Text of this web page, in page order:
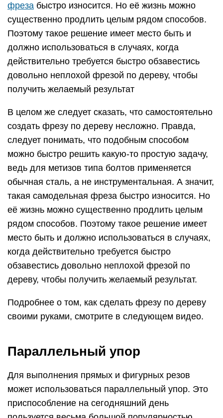
фреза быстро износится. Но её жизнь можно
существенно продлить целым рядом способов.
Поэтому такое решение имеет место быть и
должно использоваться в случаях, когда
действительно требуется быстро обзавестись
довольно неплохой фрезой по дереву, чтобы
получить желаемый результат
В целом же следует сказать, что самостоятельно
создать фрезу по дереву несложно. Правда,
следует понимать, что подобным способом
можно быстро решить какую-то простую задачу,
ведь для метизов типа болтов применяется
обычная сталь, а не инструментальная. А значит,
такая самодельная фреза быстро износится. Но
её жизнь можно существенно продлить целым
рядом способов. Поэтому такое решение имеет
место быть и должно использоваться в случаях,
когда действительно требуется быстро
обзавестись довольно неплохой фрезой по
дереву, чтобы получить желаемый результат.
Подробнее о том, как сделать фрезу по дереву
своими руками, смотрите в следующем видео.
Параллельный упор
Для выполнения прямых и фигурных резов
может использоваться параллельный упор. Это
приспособление на сегодняшний день